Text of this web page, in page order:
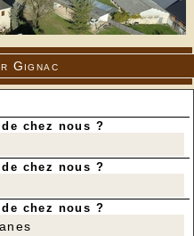
Gignac
chez nous ?
chez nous ?
chez nous ?
cavité